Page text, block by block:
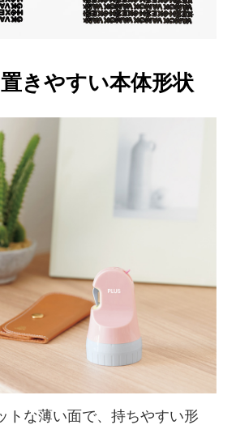
きやすい本体形状
トな薄い面で、持ちやすい形